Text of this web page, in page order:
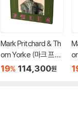
Mark Pritchard & Th
om Yorke (마크 프리
처드 & 톰 요크) - Tall
19% 114,300원